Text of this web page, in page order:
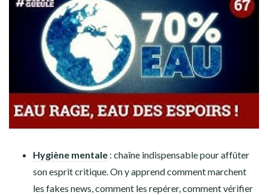
Hygiène mentale : chaîne indispensable pour affûter
son esprit critique. On y apprend comment marchent
les fakes news, comment les repérer, comment vérifier